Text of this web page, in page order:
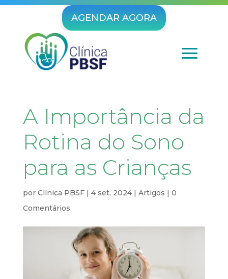
AGENDAR AGORA
A Importância da
Rotina do Sono
para as Crianças
por Clínica PBSF| 4 set, 2024| Artigos | 0
Comentários